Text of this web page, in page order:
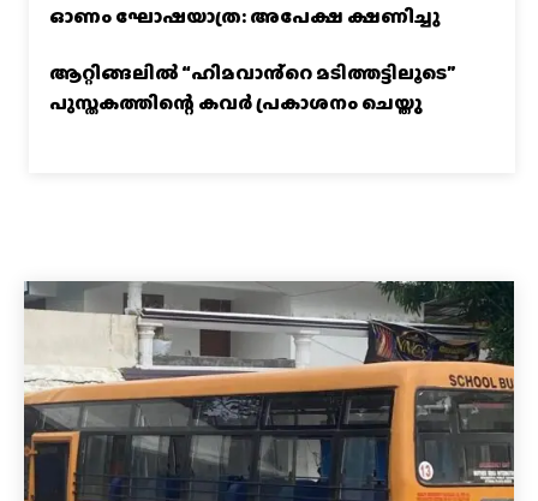
ഓണം ഘോഷയാത്ര: അപേക്ഷ ക്ഷണിച്ചു
ആറ്റിങ്ങലിൽ “ഹിമവാൻ്റെ മടിത്തട്ടിലൂടെ”
പുസ്തകത്തിന്റെ കവർ പ്രകാശനം ചെയ്തു